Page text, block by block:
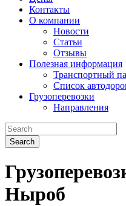
Контакты
О компании
Новости
Статьи
Отзывы
Полезная информация
Транспортный
Список
Грузоперевозки
Направления
Search
Ныроб